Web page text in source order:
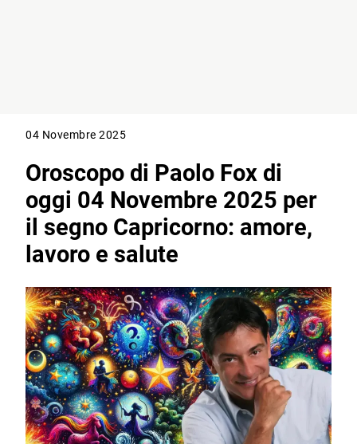
04 Novembre 2025
Oroscopo di Paolo Fox di
oggi 04 Novembre 2025 per
il segno Capricorno: amore,
lavoro e salute